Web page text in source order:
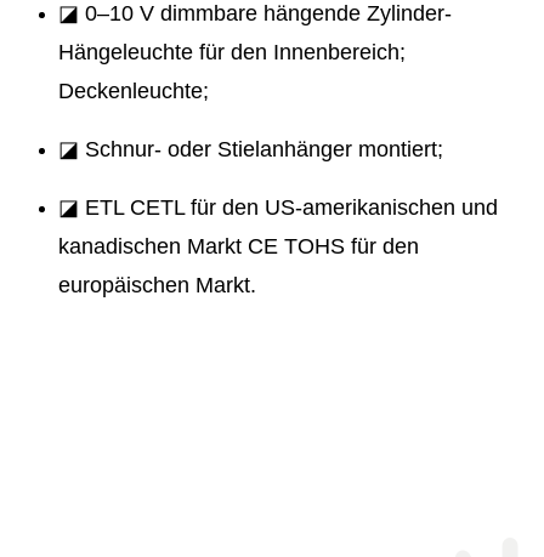
◪ 0–10 V dimmbare hängende Zylinder-
Hängeleuchte für den Innenbereich;
Deckenleuchte;
◪ Schnur- oder Stielanhänger montiert;
◪ ETL CETL für den US-amerikanischen und
kanadischen Markt CE TOHS für den
europäischen Markt.